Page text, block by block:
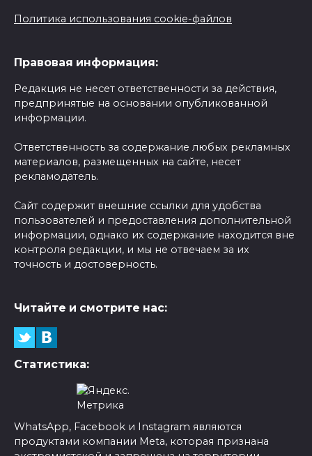
Политика использования cookie-файлов
Правовая информация:
Редакция не несет ответственности за действия,
предпринятые на основании опубликованной
информации.
Ответственность за содержание любых рекламных
материалов, размещенных на сайте, несет
рекламодатель.
Сайт содержит внешние ссылки для удобства
пользователей и предоставления дополнительной
информации, однако их содержание находится вне
контроля редакции, и мы не отвечаем за их
точность и достоверность.
Читайте и смотрите нас:
Статистика:
WhatsApp, Facebook и Instagram являются
продуктами компании Meta, которая признана